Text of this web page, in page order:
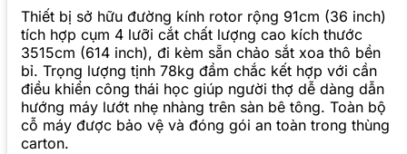
Thiết bị sở hữu đường kính rotor rộng 91cm (36 inch)
tích hợp cụm 4 lưỡi cắt chất lượng cao kích thước
3515cm (614 inch), đi kèm sẵn chảo sắt xoa thô bền
bỉ. Trọng lượng tịnh 78kg đầm chắc kết hợp với cần
điều khiển công thái học giúp người thợ dễ dàng dẫn
hướng máy lướt nhẹ nhàng trên sàn bê tông. Toàn bộ
cỗ máy được bảo vệ và đóng gói an toàn trong thùng
carton.